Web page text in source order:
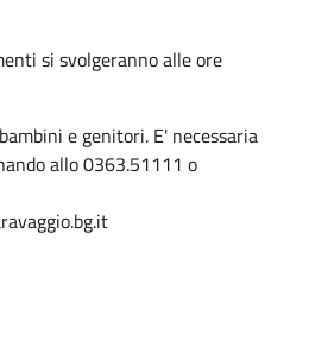
si svolgeranno alle ore
e genitori. E' necessaria
allo 0363.51111 o